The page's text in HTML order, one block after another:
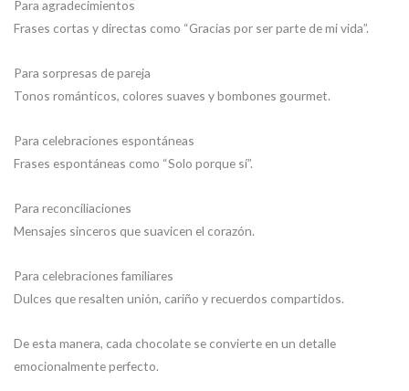
Para agradecimientos
Frases cortas y directas como “Gracias por ser parte de mi vida”.
Para sorpresas de pareja
Tonos románticos, colores suaves y bombones gourmet.
Para celebraciones espontáneas
Frases espontáneas como “Solo porque sí”.
Para reconciliaciones
Mensajes sinceros que suavicen el corazón.
Para celebraciones familiares
Dulces que resalten unión, cariño y recuerdos compartidos.
De esta manera, cada chocolate se convierte en un detalle
emocionalmente perfecto.